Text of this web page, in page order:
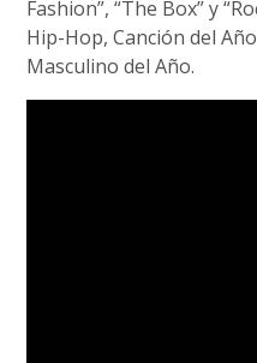
Fashion”, “The Box” y
Hip-Hop, Canción del
Masculino del Año.